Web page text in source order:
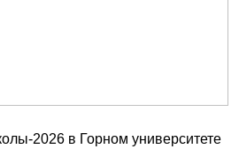
2026 в Горном университете